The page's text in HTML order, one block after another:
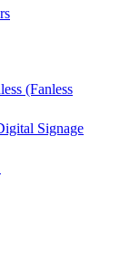
(Fanless
Signage